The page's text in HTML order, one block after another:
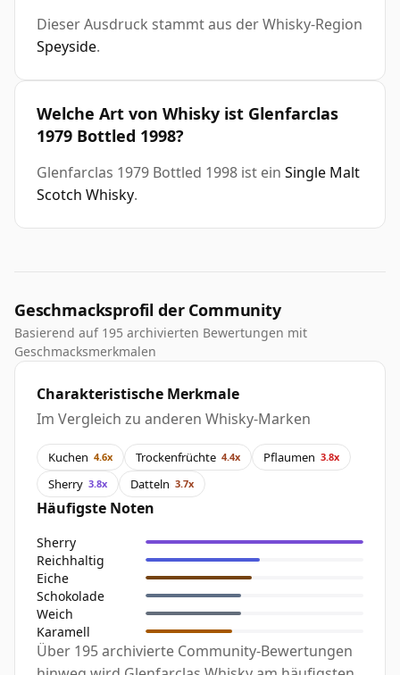
Dieser Ausdruck stammt aus der Whisky-Region
Speyside.
Welche Art von Whisky ist Glenfarclas
1979 Bottled 1998?
Glenfarclas 1979 Bottled 1998 ist ein Single Malt
Scotch Whisky.
Geschmacksprofil der Community
Basierend auf 195 archivierten Bewertungen mit
Geschmacksmerkmalen
Charakteristische Merkmale
Im Vergleich zu anderen Whisky-Marken
Kuchen 4.6x Trockenfrüchte 4.4x Pflaumen 3.8x
Sherry 3.8x Datteln 3.7x
Häufigste Noten
Sherry
Reichhaltig
Eiche
Schokolade
Weich
Karamell
Über 195 archivierte Community-Bewertungen